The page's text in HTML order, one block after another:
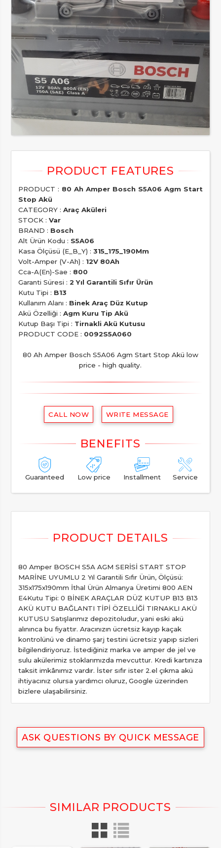
PRODUCT : 80 Ah Amper Bosch S5A06 Agm Start
Stop Akü
CATEGORY : Araç Aküleri
STOCK : Var
BRAND : Bosch
Alt Ürün Kodu : S5A06
Kasa Ölçüsü (E_B_Y) : 315_175_190Mm
Volt-Amper (V-Ah) : 12V 80Ah
Cca-A(En)-Sae : 800
Garanti Süresi : 2 Yıl Garantili Sıfır Ürün
Kutu Tipi : B13
Kullanım Alanı : Binek Araç Düz Kutup
Akü Özelliği : Agm Kuru Tip Akü
Kutup Başı Tipi : Tirnakli Akü Kutusu
PRODUCT CODE : 0092S5A060
80 Ah Amper Bosch S5A06 Agm Start Stop Akü low
price - high quality.
CALL NOW WRITE MESSAGE
Guaranteed Low price Installment Service
80 Amper BOSCH S5A AGM SERİSİ START STOP
MARİNE UYUMLU 2 Yıl Garantili Sıfır Ürün, Ölçüsü:
315x175x190mm İthal Ürün Almanya Üretimi 800 AEN
E4Kutu Tipi: 0 BİNEK ARAÇLAR DÜZ KUTUP B13 B13
AKÜ KUTU BAĞLANTI TİPİ ÖZELLİĞİ TIRNAKLI AKÜ
KUTUSU Satışlarımız depozitoludur, yani eski akü
alınınca bu fiyattır. Aracınızın ücretsiz kayıp kaçak
kontrolünü ve dinamo şarj testini ücretsiz yapıp sizleri
bilgilendiriyoruz. İstediğiniz marka ve amper de jel ve
sulu akülerimiz stoklarımızda mevcuttur. Kredi kartınıza
taksit imkânımız vardır. İster sıfır ister 2.el çıkma akü
ihtiyacınız olursa yardımcı oluruz, Google üzerinden
bizlere ulaşabilirsiniz.
ASK QUESTIONS BY QUICK MESSAGE